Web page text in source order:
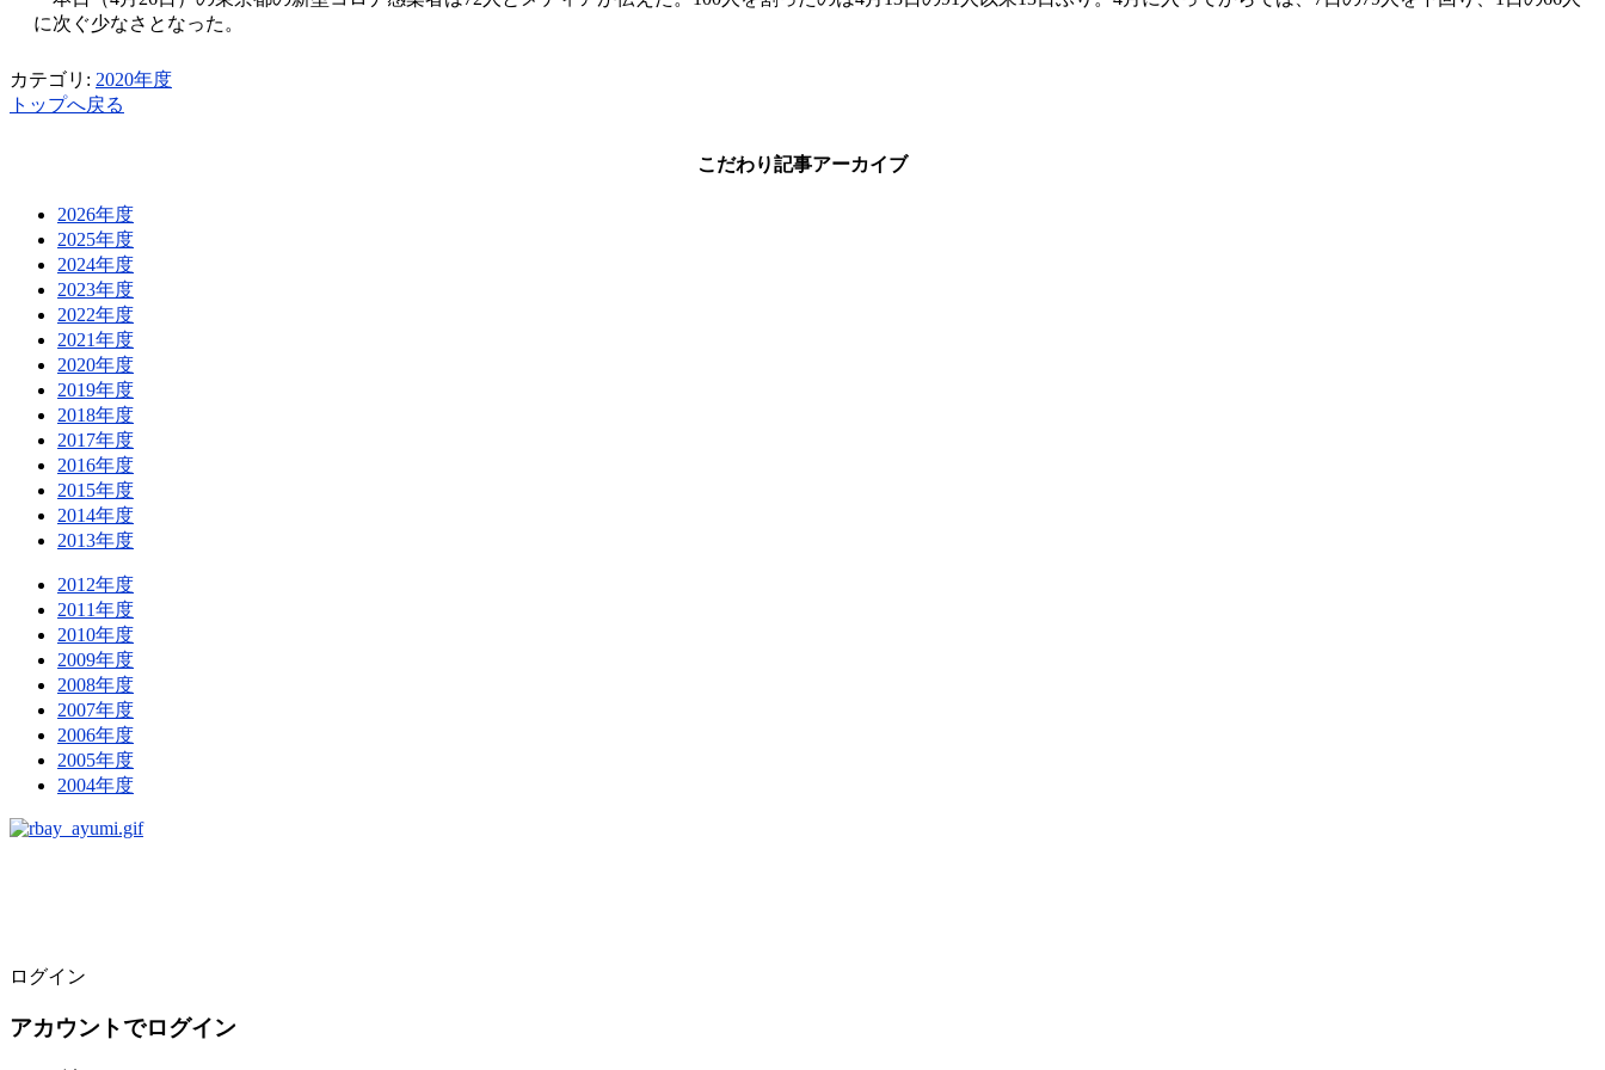
に次ぐ少なさとなった。
カテゴリ: 2020年度
トップへ戻る
こだわり記事アーカイブ
2026年度
2025年度
2024年度
2023年度
2022年度
2021年度
2020年度
2019年度
2018年度
2017年度
2016年度
2015年度
2014年度
2013年度
2012年度
2011年度
2010年度
2009年度
2008年度
2007年度
2006年度
2005年度
2004年度
ログイン
アカウントでログイン